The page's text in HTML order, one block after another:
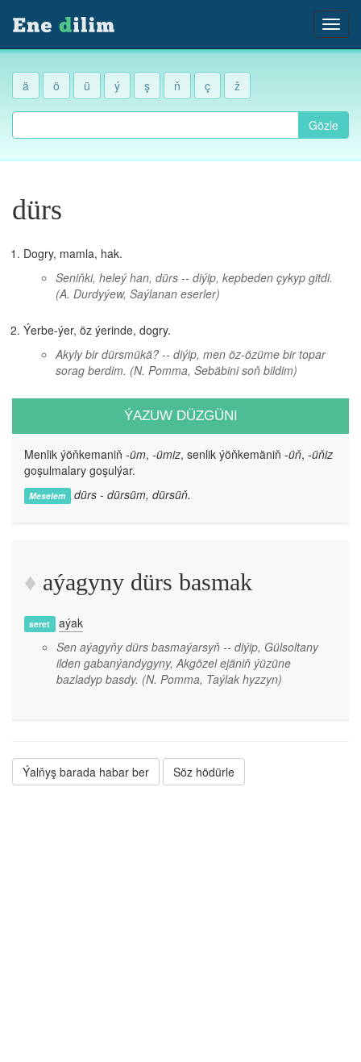
ä ö ü ý ş ň ç ž
Gözle
dürs
Dogry, mamla, hak.
Seniňki, heleý han, dürs -- diýip, kepbeden çykyp gitdi.
(A. Durdyýew, Saýlanan eserler)
Ýerbe-ýer, öz ýerinde, dogry.
Akyly bir dürsmükä? -- diýip, men öz-özüme bir topar
sorag berdim. (N. Pomma, Sebäbini soň bildim)
ÝAZUW DÜZGÜNI
Menlik ýöňkemaniň -üm, -ümiz, senlik ýöňkemäniň -üň, -üňiz
goşulmalary goşulýar.
Meselem dürs - dürsüm, dürsüň.
aýagyny dürs basmak
seret
aýak
Sen aýagyňy dürs basmaýarsyň -- diýip, Gülsoltany
ilden gabanýandygyny, Akgözel ejäniň ýüzüne
bazladyp basdy. (N. Pomma, Taýlak hyzzyn)
Ýalňyş barada habar ber Söz hödürle